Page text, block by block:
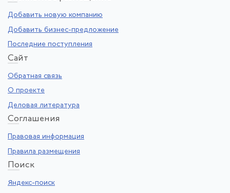
Добавить новую компанию
Добавить бизнес-предложение
Последние поступления
Сайт
Обратная связь
О проекте
Деловая литература
Соглашения
Правовая информация
Правила размещения
Поиск
Яндекс-поиск